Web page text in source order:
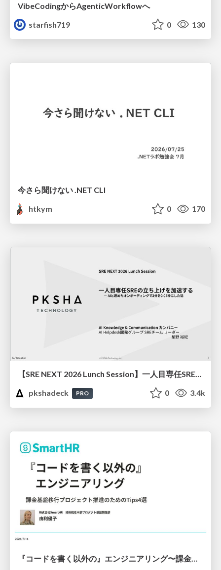
VibeCodingからAgenticWorkflowへ
starfish719
0 130
今さら聞けない .NET CLI
htkym
0 170
【SRE NEXT 2026 Lunch Session】一人目専任SREの立ち上げを加速する ― AIと進めたオンボーディングで2分を0.04秒にした話
pkshadeck
PRO 0 3.4k